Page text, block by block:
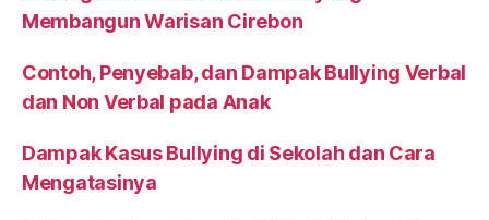
Membangun Warisan Cirebon
Contoh, Penyebab, dan Dampak Bullying Verbal
dan Non Verbal pada Anak
Dampak Kasus Bullying di Sekolah dan Cara
Mengatasinya